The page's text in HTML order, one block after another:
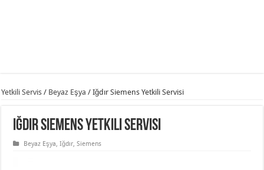
Yetkili Servis / Beyaz Eşya / Iğdır Siemens Yetkili Servisi
Iğdır Siemens Yetkili Servisi
Beyaz Eşya,Iğdır,Siemens